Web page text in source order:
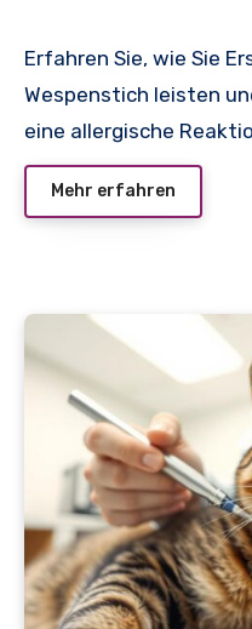
Erfahren Sie, wie Sie Erste Hilfe bei einem Katze
Wespenstich leisten
eine allergische
Mehr erfahren